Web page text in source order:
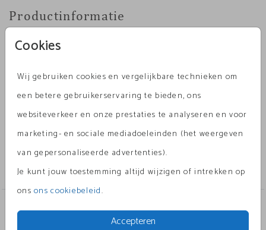
Cookies
Wij gebruiken cookies en vergelijkbare technieken om
een betere gebruikerservaring te bieden, ons
websiteverkeer en onze prestaties te analyseren en voor
marketing- en sociale mediadoeleinden (het weergeven
van gepersonaliseerde advertenties).
Je kunt jouw toestemming altijd wijzigen of intrekken op
onsons cookiebeleid.
Accepteren
Productinformatie
Omschrijving
Lief tegeltje van een zomers tuinhuisje. Je kunt het
tegeltje zelf personaliseren in de editor. Formaat:
15x15 cm.
tegeltje
Andere leuke ontwerpen